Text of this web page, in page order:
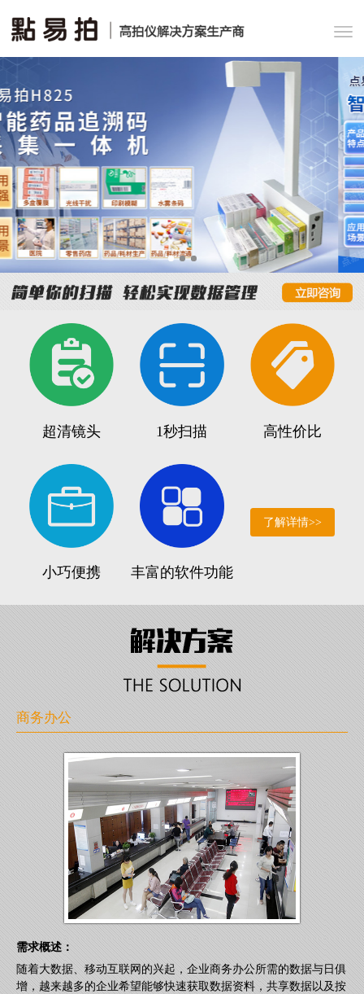
超清镜头 1秒扫描 高性价比
小巧便携 丰富的软件功能
了解详情>>
商务办公
需求概述：
随着大数据、移动互联网的兴起，企业商务办公所需的数据与日俱
增，越来越多的企业希望能够快速获取数据资料，共享数据以及按